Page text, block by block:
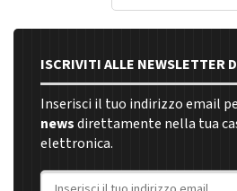
ISCRIVITI ALLE NEWSLETTER
Inserisci il tuo indirizzo email
newsdirettamente nella tua
elettronica.
Indirizzo email